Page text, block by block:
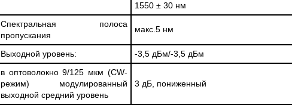
1550 ± 30 нм
Спектральная полоса
пропускания
макс.5 нм
Выходной уровень:
-3,5 дБм/-3,5 дБм
в оптоволокно 9/125 мкм (CW-
режим) модулированный
выходной средний уровень
3 дБ, пониженный